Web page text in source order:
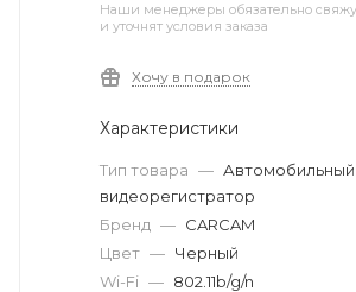
Наши менеджеры обязательно
и уточнят условия заказа
Хочу в подарок
Характеристики
Тип товара — Автомобильный
видеорегистратор
Бренд — CARCAM
Цвет — Черный
Wi-Fi — 802.11b/g/n